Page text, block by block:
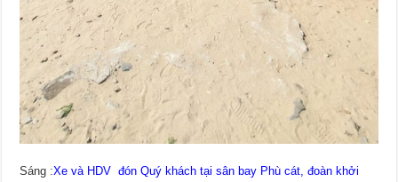
Sáng :Xe và HDV đón Quý khách tại sân bay Phù cát, đoàn khởi